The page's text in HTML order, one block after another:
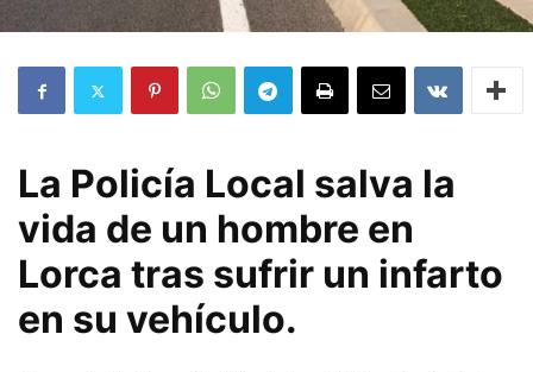
La Policía Local salva la
vida de un hombre en
Lorca tras sufrir un infarto
en su vehículo.